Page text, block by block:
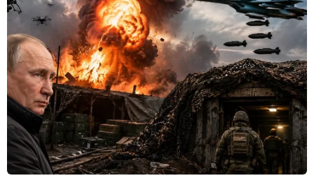
‘Xuất khẩn cấp hàng dự trữ quốc gia cho
người dân miền Trung’